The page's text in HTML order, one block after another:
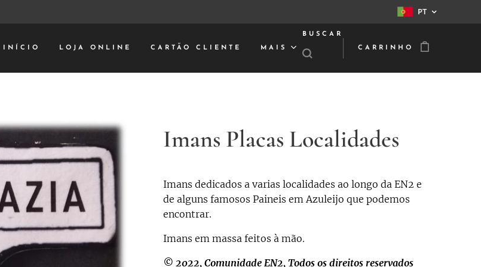
PT
INÍCIO LOJA ONLINE CARTÃO CLIENTE MAIS
BUSCAR
CARRINHO
Imans Placas Localidades
Imans dedicados a varias localidades ao longo da EN2 e
de alguns famosos Paineis em Azuleijo que podemos
encontrar.
Imans em massa feitos à mão.
© 2022, Comunidade EN2, Todos os direitos reservados